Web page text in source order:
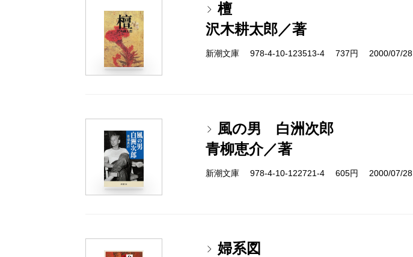
檀
沢木耕太郎／著
新潮文庫 978-4-10-123513-4 737円 2000/07/28
風の男 白洲次郎
青柳恵介／著
新潮文庫 978-4-10-122721-4 605円 2000/07/28
婦系図